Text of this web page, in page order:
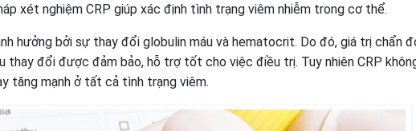
xét nghiệm CRP giúp xác định tình trạng viêm nhiễm trong cơ thể.
hưởng bởi sự thay đổi globulin máu và hematocrit. Do đó, giá trị chẩn
thay đổi được đảm bảo, hỗ trợ tốt cho việc điều trị. Tuy nhiên CRP
tăng mạnh ở tất cả tình trạng viêm.